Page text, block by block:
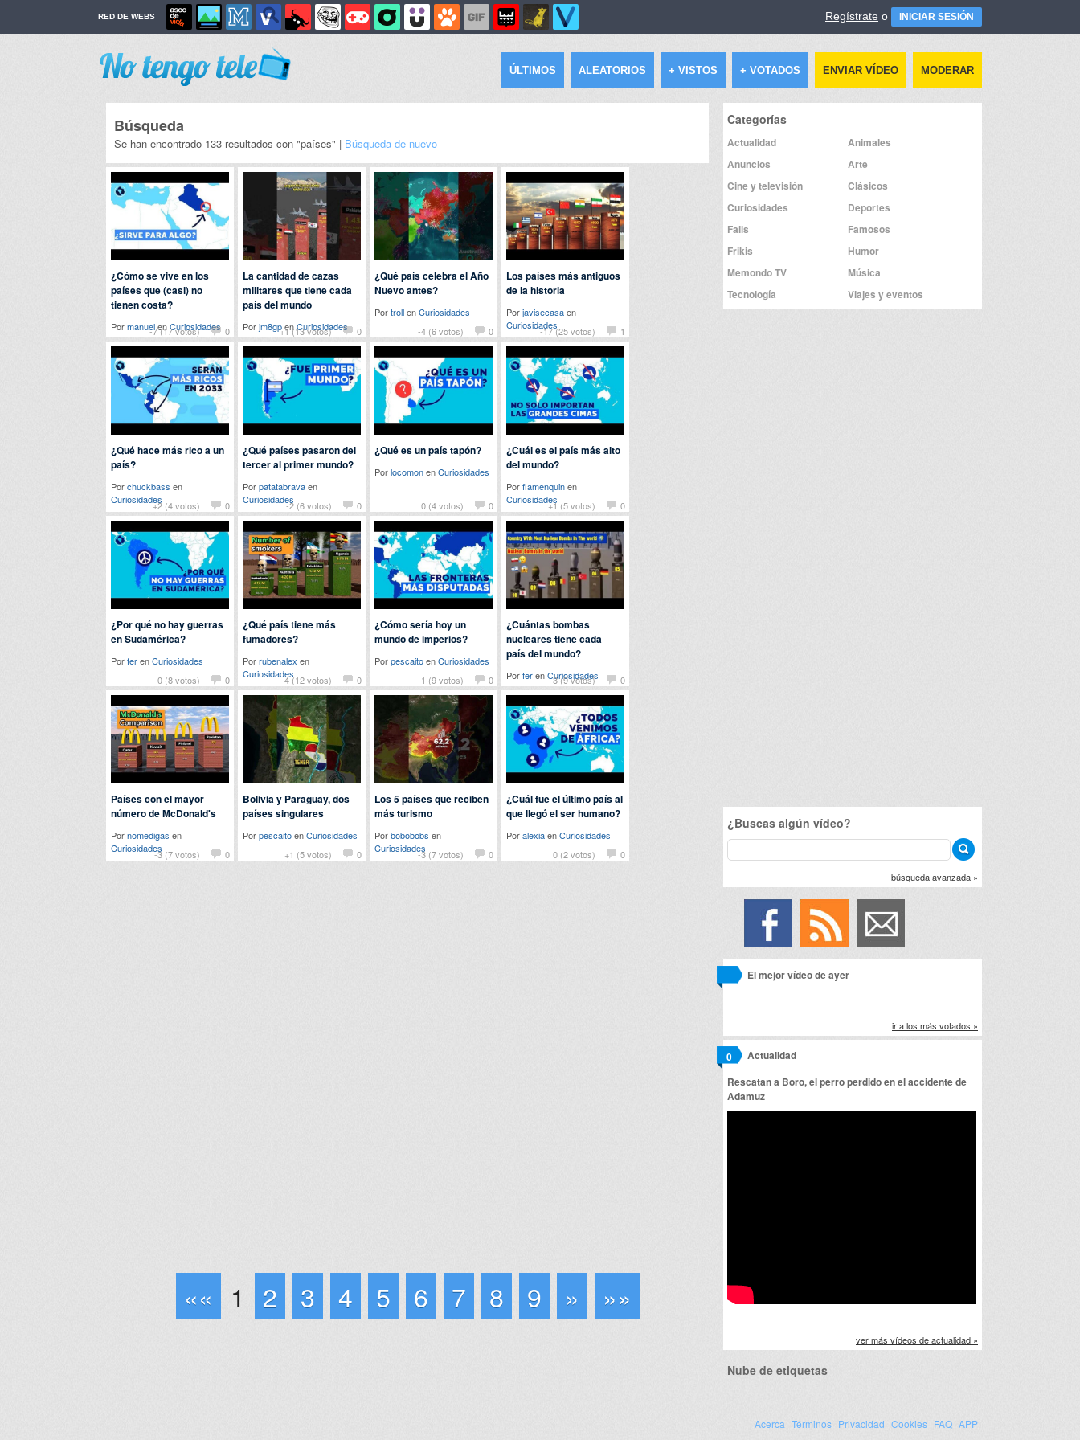
RED DE WEBS Regístrate o INICIAR SESIÓN
ÚLTIMOS ALEATORIOS + VISTOS + VOTADOS ENVIAR VÍDEO MODERAR
Búsqueda
Se han encontrado 133 resultados con "países" | Búsqueda de nuevo
-7 (17 votos) 0
¿Cómo se vive en los
países que (casi) no
tienen costa?
PormanuelenCuriosidades +1 (13 votos) 0
La cantidad de cazas
militares que tiene cada
país del mundo
Porjm8gpenCuriosidades -4 (6 votos) 0
¿Qué país celebra el Año
Nuevo antes?
PortrollenCuriosidades
-17 (25 votos)
1
Los países más antiguos
de la historia
Porjavisecasaen
Curiosidades
+2 (4 votos) 0
¿Qué hace más rico a un
país?
Porchuckbass en
Curiosidades
-2 (6 votos) 0
¿Qué países pasaron del
tercer al primer mundo?
Porpatatabravaen
Curiosidades
0 (4 votos) 0
¿Qué es un país tapón?
PorlocomonenCuriosidades
+1 (5 votos) 0
¿Cuál es el país más alto
del mundo?
Porflamenquinen
Curiosidades
0 (8 votos) 0
¿Por qué no hay guerras
en Sudamérica?
PorferenCuriosidades
-4 (12 votos)
0
¿Qué país tiene más
fumadores?
Porrubenalex en
Curiosidades
-1 (9 votos) 0
¿Cómo sería hoy un
mundo de imperios?
PorpescaitoenCuriosidades
-3 (9 votos)
0
¿Cuántas bombas
nucleares tiene cada
país del mundo?
PorferenCuriosidades
-3 (7 votos) 0
Países con el mayor
número de McDonald's
Pornomedigas en
Curiosidades
+1 (5 votos) 0
Bolivia y Paraguay, dos
países singulares
PorpescaitoenCuriosidades
-3 (7 votos)
0
Los 5 países que reciben
más turismo
Porbobobobs en
Curiosidades
0 (2 votos) 0
¿Cuál fue el último país al
que llegó el ser humano?
PoralexiaenCuriosidades
«« 1 2 3 4 5 6 7 8 9 » »»
Categorías
Actualidad
Animales
Anuncios
Arte
Cine y televisión
Clásicos
Curiosidades
Deportes
Fails
Famosos
Frikis
Humor
Memondo TV
Música
Tecnología
Viajes y eventos
¿Buscas algún vídeo?
búsqueda avanzada »
El mejor vídeo de ayer
ir a los más votados »
Actualidad
0
Rescatan a Boro, el perro perdido en el accidente de
Adamuz
ver más vídeos de actualidad »
Nube de etiquetas
Acerca Términos Privacidad Cookies FAQ APP